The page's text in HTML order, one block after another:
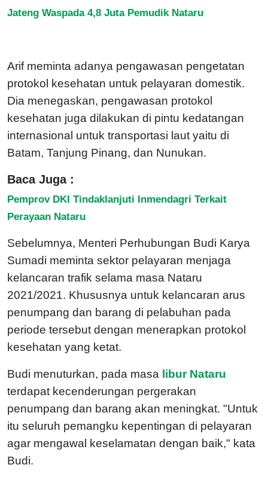
Jateng Waspada 4,8 Juta Pemudik Nataru
Arif meminta adanya pengawasan pengetatan
protokol kesehatan untuk pelayaran domestik.
Dia menegaskan, pengawasan protokol
kesehatan juga dilakukan di pintu kedatangan
internasional untuk transportasi laut yaitu di
Batam, Tanjung Pinang, dan Nunukan.
Baca Juga :
Pemprov DKI Tindaklanjuti Inmendagri Terkait
Perayaan Nataru
Sebelumnya, Menteri Perhubungan Budi Karya
Sumadi meminta sektor pelayaran menjaga
kelancaran trafik selama masa Nataru
2021/2021. Khususnya untuk kelancaran arus
penumpang dan barang di pelabuhan pada
periode tersebut dengan menerapkan protokol
kesehatan yang ketat.
Budi menuturkan, pada masa libur Nataru
terdapat kecenderungan pergerakan
penumpang dan barang akan meningkat. "Untuk
itu seluruh pemangku kepentingan di pelayaran
agar mengawal keselamatan dengan baik," kata
Budi.